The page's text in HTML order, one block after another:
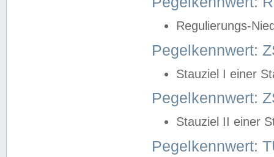
Regulierungs-
Pegelkennwert:
Stauziel I einer
Pegelkennwert:
Stauziel II einer
Pegelkennwert: